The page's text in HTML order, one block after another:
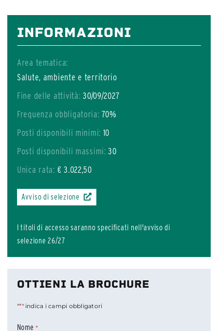
INFORMAZIONI
Area tematica:
Salute, ambiente e territorio
Fine delle attività: 30/09/2027
Frequenza obbligatoria: 70%
Posti disponibili minimi: 10
Posti disponibili massimi: 30
Unica rata: € 3.022,50
Avviso di selezione
I titoli di accesso saranno specificati nell'avviso di
selezione 26/27
OTTIENI LA BROCHURE
"*" indica i campi obbligatori
Nome *